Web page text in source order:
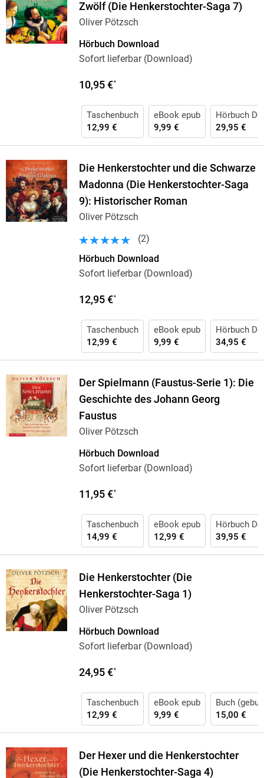
Zwölf (Die Henkerstochter-Saga 7)
Oliver Pötzsch
Hörbuch Download
Sofort lieferbar (Download)
10,95 €*
Taschenbuch
12,99 €
eBook epub
9,99 €
Hörbuch
29,95 €
Die Henkerstochter und die Schwarze
Madonna (Die Henkerstochter-Saga
9): Historischer Roman
Oliver Pötzsch
(2)
Hörbuch Download
Sofort lieferbar (Download)
12,95 €*
Taschenbuch
12,99 €
eBook epub
9,99 €
Hörbuch
34,95 €
Der Spielmann (Faustus-Serie 1): Die
Geschichte des Johann Georg
Faustus
Oliver Pötzsch
Hörbuch Download
Sofort lieferbar (Download)
11,95 €*
Taschenbuch
14,99 €
eBook epub
12,99 €
Hörbuch
39,95 €
Die Henkerstochter (Die
Henkerstochter-Saga 1)
Oliver Pötzsch
Hörbuch Download
Sofort lieferbar (Download)
24,95 €*
Taschenbuch
12,99 €
eBook epub
9,99 €
Buch
15,00 €
Der Hexer und die Henkerstochter
(Die Henkerstochter-Saga 4)